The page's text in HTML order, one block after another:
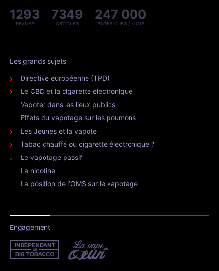
1293
REVUES
7349
ARTICLES
247 000
PAGES VUES / MOIS
Les grands sujets
Directive européenne (TPD)
Le CBD et la cigarette électronique
Vapoter dans les lieux publics
Effets du vapotage sur les poumons
Les Jeunes et la vapote
Tabac chauffé ou cigarette électronique ?
Le vapotage passif
La nicotine
La position de l’OMS sur le vapotage
Engagement